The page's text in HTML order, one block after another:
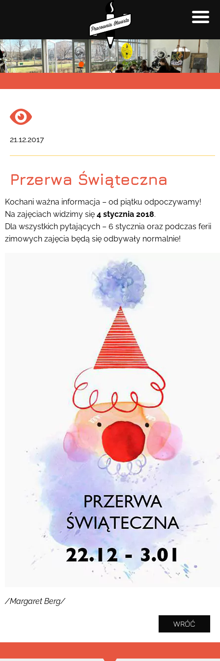
21.12.2017
Przerwa Świąteczna
Kochani ważna informacja – od piątku odpoczywamy!
Na zajęciach widzimy się 4 stycznia 2018.
Dla wszystkich pytających – 6 stycznia oraz podczas ferii
zimowych zajęcia będą się odbywały normalnie!
/Margaret Berg/
WRÓĆ